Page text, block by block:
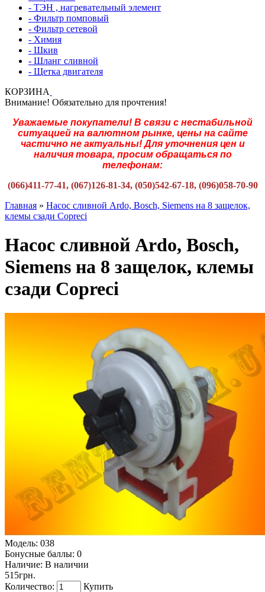
- ТЭН , нагревательный элемент
- Фильтр помповый
- Фильтр сетевой
- Химия
- Шкив
- Шланг сливной
- Щетка двигателя
КОРЗИНА
Внимание! Обязательно для прочтения!
Уважаемые покупатели! В связи с нестабильной
ситуацией на валютном рынке, цены на сайте
частично не актуальны! Для уточнения цен и
наличия товара, просим обращаться по
телефонам:
(066)411-77-41, (067)126-81-34, (050)542-67-18, (096)058-70-90
Главная » Насос сливной Ardo, Bosch, Siemens на 8 защелок,
клемы сзади Copreci
Насос сливной Ardo, Bosch,
Siemens на 8 защелок, клемы
сзади Copreci
Модель: 038
Бонусные баллы: 0
Наличие: В наличии
515грн.
Количество:
Купить